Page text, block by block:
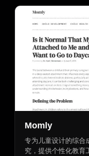
Momly
专为儿童设计的综合
究，提供个性化教育